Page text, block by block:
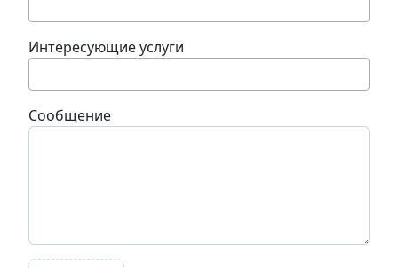
Интересующие услуги
Сообщение